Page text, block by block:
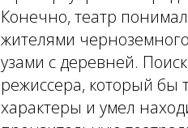
Конечно, театр
жителями
узами с деревней.
режиссера, который бы
характеры и умел